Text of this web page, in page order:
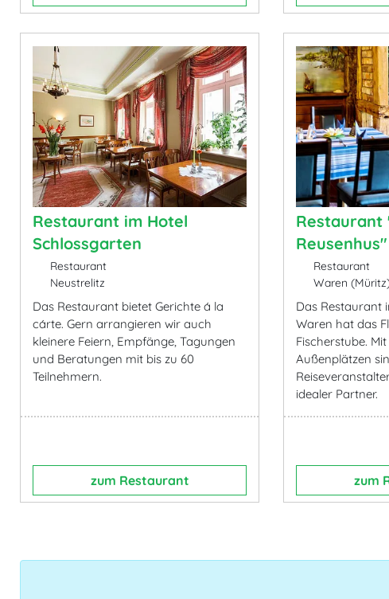
Restaurant im Hotel
Schlossgarten
Restaurant
Neustrelitz
Das Restaurant bietet Gerichte á la
cárte. Gern arrangieren wir auch
kleinere Feiern, Empfänge, Tagungen
und Beratungen mit bis zu 60
Teilnehmern.
zum Restaurant
Restaurant
Reusenhus"
Restaurant
Waren
Das Restaurant
Waren hat das
Fischerstube.
Außenplätzen
idealer Partner.
zum